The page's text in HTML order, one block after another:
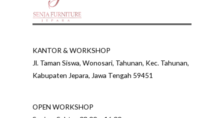
KANTOR & WORKSHOP
Jl. Taman Siswa, Wonosari, Tahunan, Kec. Tahunan,
Kabupaten Jepara, Jawa Tengah 59451
OPEN WORKSHOP